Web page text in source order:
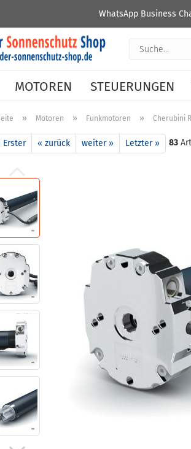
WhatsApp Business
MOTOREN STEUERUNGEN
» Motoren » Funkmotoren » Cherubini
Erster « zurück weiter » Letzter » 83